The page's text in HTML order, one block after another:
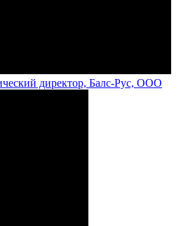
директор, Балс-Рус, ООО